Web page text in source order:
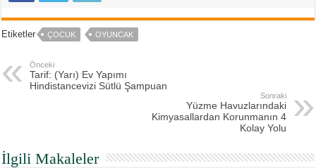
Etiketler ÇOCUK OYUNCAK
Önceki
Tarif: (Yarı) Ev Yapımı
Hindistancevizi Sütlü Şampuan
Sonraki
Yüzme Havuzlarındaki
Kimyasallardan Korunmanın 4
Kolay Yolu
İlgili Makaleler